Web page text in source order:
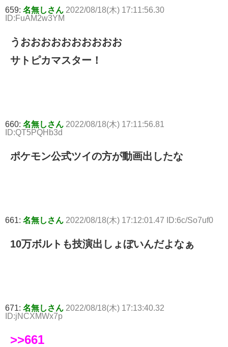
659: 名無しさん 2022/08/18(木) 17:11:56.30
ID:FuAM2w3YM
うおおおおおおおおおお
サトピカマスター！
660: 名無しさん 2022/08/18(木) 17:11:56.81
ID:QT5PQHb3d
ポケモン公式ツイの方が動画出したな
661: 名無しさん 2022/08/18(木) 17:12:01.47 ID:6c/So7uf0
10万ボルトも技演出しょぼいんだよなぁ
671: 名無しさん 2022/08/18(木) 17:13:40.32
ID:jNCXMWx7p
>>661